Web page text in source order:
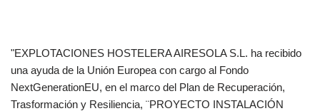
"EXPLOTACIONES HOSTELERA AIRESOLA S.L. ha recibido
una ayuda de la Unión Europea con cargo al Fondo
NextGenerationEU, en el marco del Plan de Recuperación,
Trasformación y Resiliencia, ¨PROYECTO INSTALACIÓN